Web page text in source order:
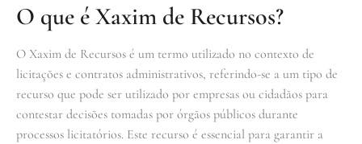
O que é Xaxim de Recursos?
O Xaxim de Recursos é um termo utilizado no contexto de
licitações e contratos administrativos, referindo-se a um tipo de
recurso que pode ser utilizado por empresas ou cidadãos para
contestar decisões tomadas por órgãos públicos durante
processos licitatórios. Este recurso é essencial para garantir a